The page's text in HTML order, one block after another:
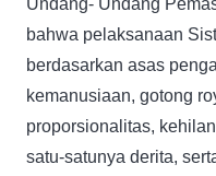
bahwa pelaksanaan
berdasarkan asas
kemanusiaan, gotong
proporsionalitas,
satu-satunya derita,